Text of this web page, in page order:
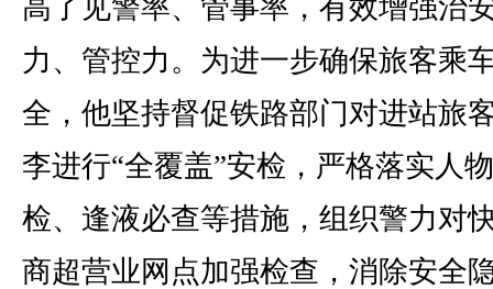
高了见警率、管事率，有效增强治
力、管控力。为进一步确保旅客乘
全，他坚持督促铁路部门对进站旅
李进行“全覆盖”安检，严格落实人
检、逢液必查等措施，组织警力对
商超营业网点加强检查，消除安全